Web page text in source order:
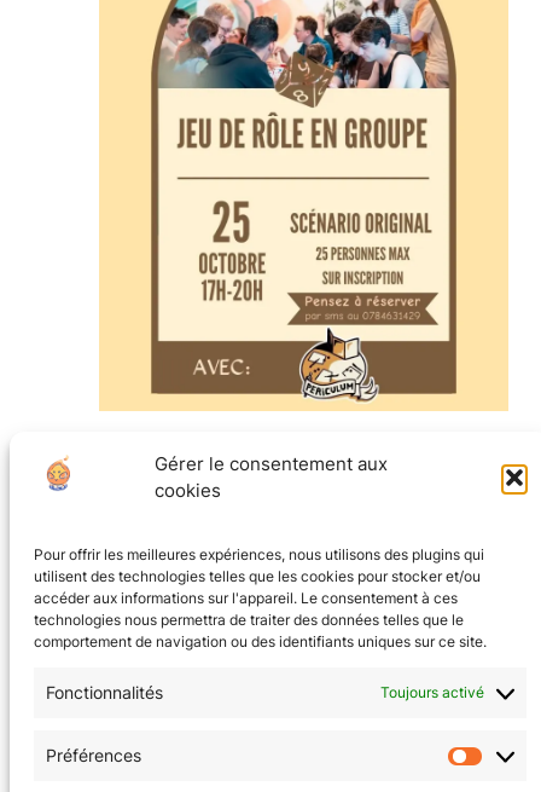
Gérer le consentement aux
cookies
Pour offrir les meilleures expériences, nous utilisons des plugins qui
utilisent des technologies telles que les cookies pour stocker et/ou
accéder aux informations sur l'appareil. Le consentement à ces
technologies nous permettra de traiter des données telles que le
comportement de navigation ou des identifiants uniques sur ce site.
Fonctionnalités Toujours activé
Préférences
JDR de groupe avec PERICULUM